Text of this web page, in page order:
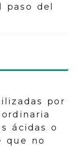
paso del
por
ácidas o
que no